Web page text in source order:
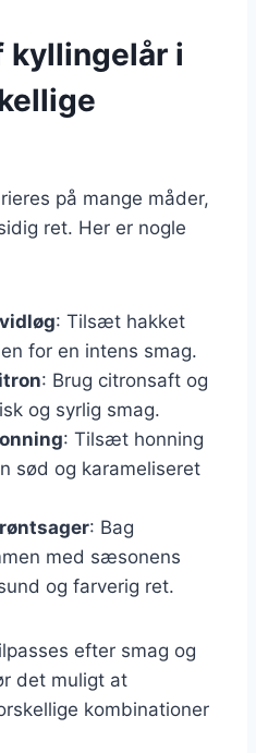
kyllingelår i
på mange måder,
ret. Her er nogle
: Tilsæt hakket
for en intens smag.
: Brug citronsaft og
og syrlig smag.
: Tilsæt honning
sød og karameliseret
: Bag
med sæsonens
og farverig ret.
efter smag og
det muligt at
kombinationer